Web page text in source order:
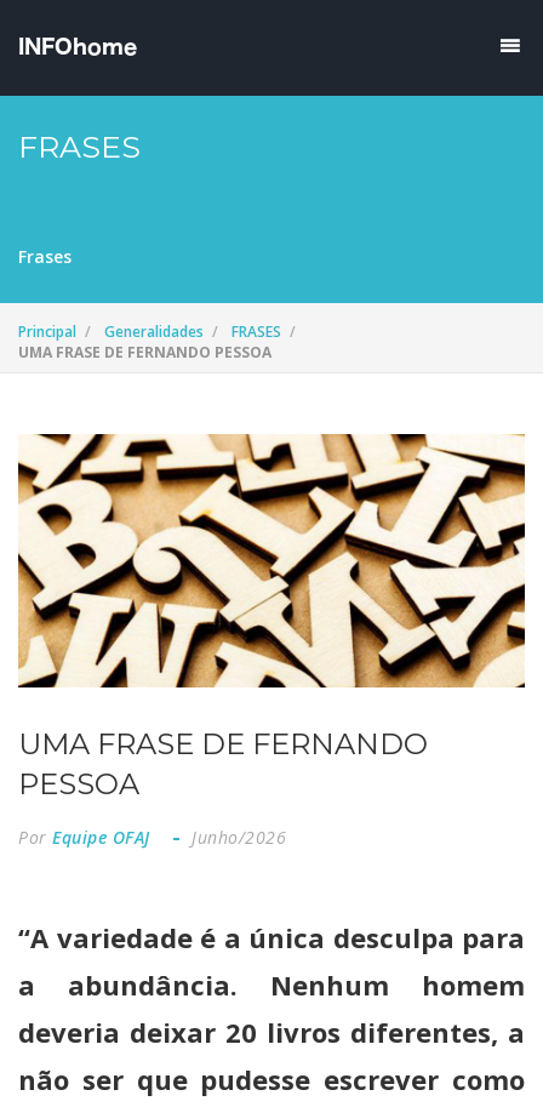
FRASES
Frases
Principal Generalidades
FRASES
UMA FRASE DE FERNANDO PESSOA
UMA FRASE DE FERNANDO
PESSOA
Por Equipe OFAJ Junho/2026
“A variedade é a única desculpa para
a abundância. Nenhum homem
deveria deixar 20 livros diferentes, a
não ser que pudesse escrever como